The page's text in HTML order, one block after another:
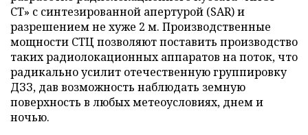
СТ» с синтезированной апертурой (SAR) и
разрешением не хуже 2 м. Производственные
мощности СТЦ позволяют поставить производство
таких радиолокационных аппаратов на поток, что
радикально усилит отечественную группировку
ДЗЗ, дав возможность наблюдать земную
поверхность в любых метеоусловиях, днем и
ночью.